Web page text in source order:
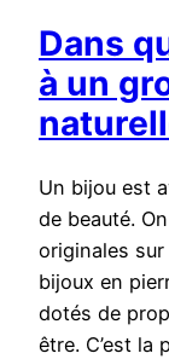
Dans
à un
Un bijou est
de beauté.
originales sur
bijoux en
dotés de
être. C’est la